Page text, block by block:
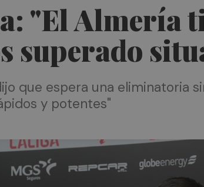
"El Almería
superado
que espera una eliminatoria
y potentes"